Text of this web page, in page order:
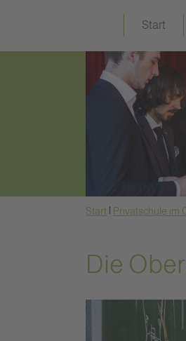
Start
Start Privatschule im
Die